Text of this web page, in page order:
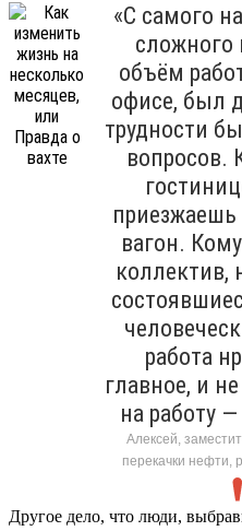
«С самого
сложного
объём
офисе, был
трудности
вопросов.
вагон.
работа
главное, и
на работу
Алексей,
перекачки нефти,
Другое дело, что люди,